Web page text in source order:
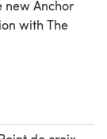
new Anchor
with The